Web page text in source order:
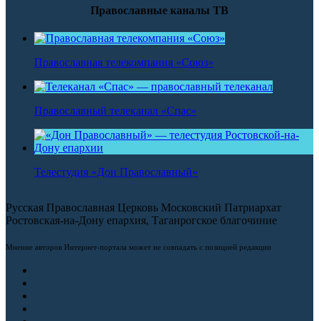
Православные каналы ТВ
Православная телекомпания «Союз»
Православный телеканал «Спас»
Телестудия «Дон Православный»
Русская Православная Церковь Московский Патриархат
Ростовская-на-Дону епархия, Таганрогское благочиние
Мнение авторов Интернет-портала может не совпадать с позицией редакции